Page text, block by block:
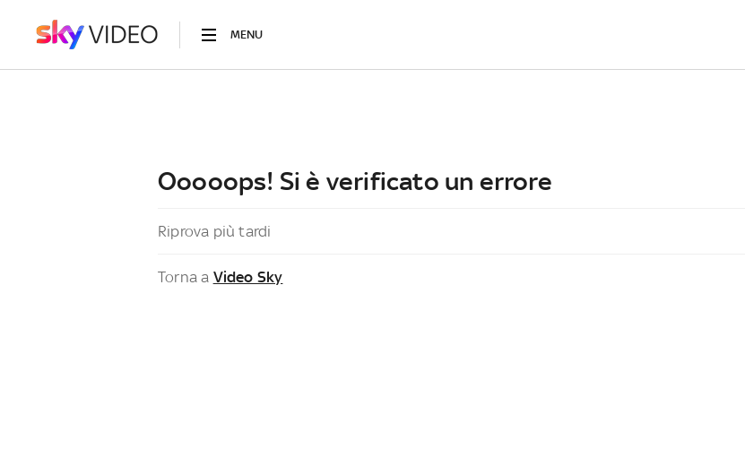
MENU
Ooooops! Si è verificato un errore
Riprova più tardi
Torna a Video Sky